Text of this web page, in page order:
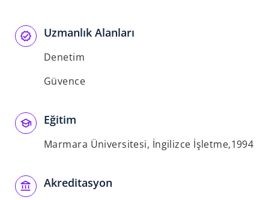
Uzmanlık Alanları
Denetim
Güvence
Eğitim
Marmara Üniversitesi, İngilizce İşletme,1994
Akreditasyon